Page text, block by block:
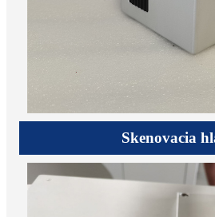
Skenovacia